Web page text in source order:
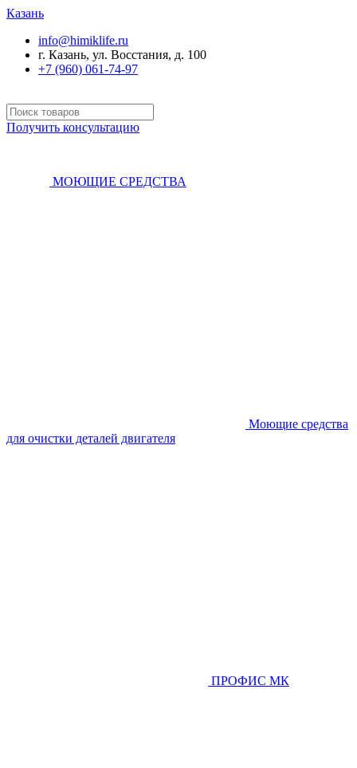
Казань
info@himiklife.ru
г. Казань, ул. Восстания, д. 100
+7 (960) 061-74-97
Получить консультацию
МОЮЩИЕ СРЕДСТВА
Моющие средства
для очистки деталей двигателя
ПРОФИС МК